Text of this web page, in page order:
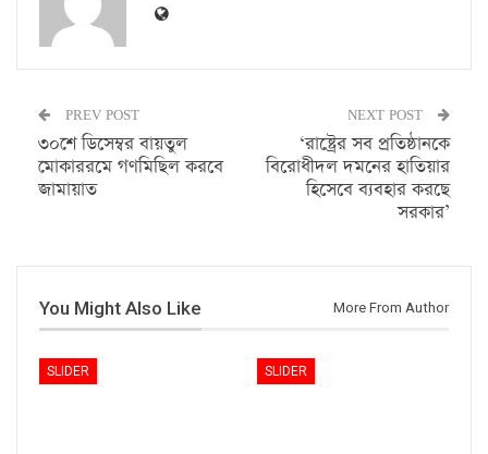
PREV POST
৩০শে ডিসেম্বর বায়তুল
মোকাররমে গণমিছিল করবে
জামায়াত
NEXT POST
‘রাষ্ট্রের সব প্রতিষ্ঠানকে
বিরোধীদল দমনের হাতিয়ার
হিসেবে ব্যবহার করছে
সরকার’
You Might Also Like More From Author
SLIDER SLIDER